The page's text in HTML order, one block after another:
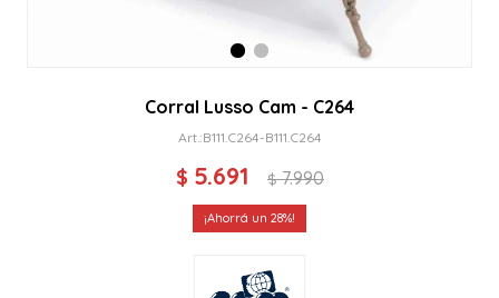
Corral Lusso Cam - C264
B111.C264-B111.C264
$ 5.691 $ 7.990
28